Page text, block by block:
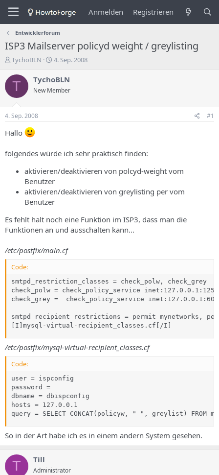
Anmelden Registrieren
Entwicklerforum
ISP3 Mailserver policyd weight / greylisting
E
s
e
l
e
r
d
s
m
TychoBLN
E
s
e
d
t
u
m
4. Sep. 2008
T TychoBLN
New Member
4. Sep. 2008 #1
Hallo
folgendes würde ich sehr praktisch finden:
aktivieren/deaktivieren von polcyd-weight vom
Benutzer
aktivieren/deaktivieren von greylisting per vom
Benutzer
Es fehlt halt noch eine Funktion im ISP3, dass man die
Funktionen an und ausschalten kann...
/etc/postfix/main.cf
Code:
smtpd_restriction_classes = check_polw, check_grey
check_polw = check_policy_service
check_grey =  check_policy_service
smtpd_recipient_restrictions = permit_mynetworks,
[I]mysql-virtual-recipient_classes.cf[/I]
/etc/postfix/mysql-virtual-recipient_classes.cf
Code:
user = ispconfig
password =
dbname = dbispconfig
hosts = 127.0.0.1
query = SELECT CONCAT(policyw, " ", greylist) FROM
So in der Art habe ich es in einem andern System gesehen.
T Till
Administrator